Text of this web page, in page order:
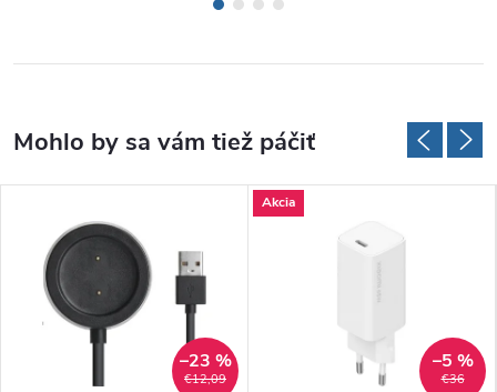
€12,09
–23 %
Akcia
€36
–5 %